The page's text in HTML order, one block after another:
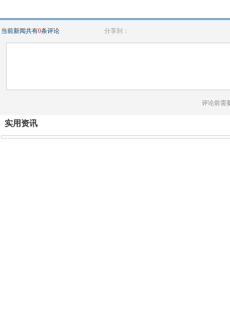
当前新闻共有0条评论 分享到：
评论前需
实用资讯